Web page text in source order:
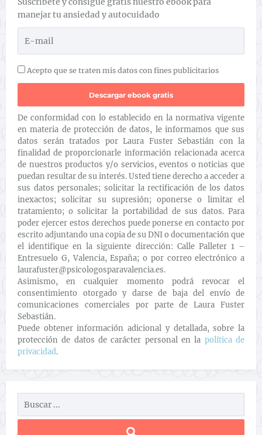
manejar tu ansiedad y autocuidado
Acepto que se traten mis datos con fines publicitarios
De conformidad con lo establecido en la normativa vigente
en materia de protección de datos, le informamos que sus
datos serán tratados por Laura Fuster Sebastián con la
finalidad de proporcionarle información relacionada acerca
de nuestros productos y/o servicios, eventos o noticias que
puedan resultar de su interés. Usted tiene derecho a acceder a
sus datos personales; solicitar la rectificación de los datos
inexactos; solicitar su supresión; oponerse o limitar el
tratamiento; o solicitar la portabilidad de sus datos. Para
poder ejercer estos derechos puede ponerse en contacto por
escrito adjuntando una copia de su DNI o documentación que
el identifique en la siguiente dirección: Calle Palleter 1 –
Entresuelo G, Valencia, España; o por correo electrónico a
laurafuster@psicologosparavalencia.es.
Asimismo, en cualquier momento podrá revocar el
consentimiento otorgado y darse de baja del envío de
comunicaciones comerciales por parte de Laura Fuster
Sebastián.
Puede obtener información adicional y detallada, sobre la
protección de datos de carácter personal en la política de
privacidad.